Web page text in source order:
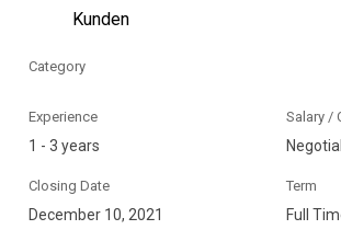
Kunden
Category
Experience
1 - 3 years
Salary /
Closing Date
December 10, 2021
Term
Full